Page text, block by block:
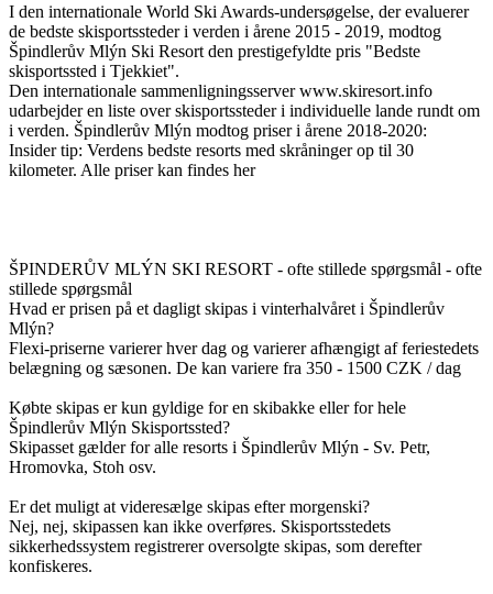
I den internationale World Ski Awards-undersøgelse, der evaluerer
de bedste skisportssteder i verden i årene 2015 - 2019, modtog
Špindlerův Mlýn Ski Resort den prestigefyldte pris "Bedste
skisportssted i Tjekkiet".
Den internationale sammenligningsserver www.skiresort.info
udarbejder en liste over skisportssteder i individuelle lande rundt om
i verden. Špindlerův Mlýn modtog priser i årene 2018-2020:
Insider tip: Verdens bedste resorts med skråninger op til 30
kilometer. Alle priser kan findes her
ŠPINDERŮV MLÝN SKI RESORT - ofte stillede spørgsmål - ofte
stillede spørgsmål
Hvad er prisen på et dagligt skipas i vinterhalvåret i Špindlerův
Mlýn?
Flexi-priserne varierer hver dag og varierer afhængigt af feriestedets
belægning og sæsonen. De kan variere fra 350 - 1500 CZK / dag
Købte skipas er kun gyldige for en skibakke eller for hele
Špindlerův Mlýn Skisportssted?
Skipasset gælder for alle resorts i Špindlerův Mlýn - Sv. Petr,
Hromovka, Stoh osv.
Er det muligt at videresælge skipas efter morgenski?
Nej, nej, skipassen kan ikke overføres. Skisportsstedets
sikkerhedssystem registrerer oversolgte skipas, som derefter
konfiskeres.